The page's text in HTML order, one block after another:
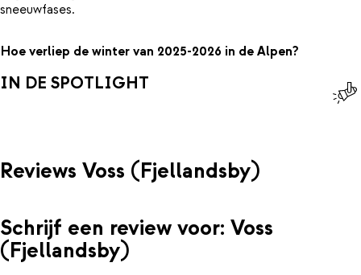
sneeuwfases.
Hoe verliep de winter van 2025-2026 in de Alpen?
IN DE SPOTLIGHT
Reviews Voss (Fjellandsby)
Schrijf een review voor: Voss
(Fjellandsby)